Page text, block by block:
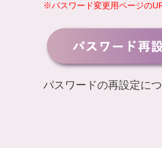
※パスワード変更用ページの
パスワードの再設定につ